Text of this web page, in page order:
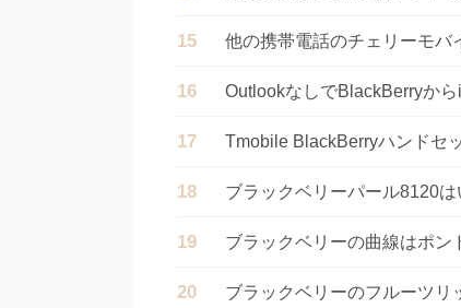
他の携帯電話のチェリーモバ
OutlookなしでBlackBerryか
Tmobile BlackBerryハンドセ
ブラックベリーパール8120は
ブラックベリーの曲線はポン
ブラックベリーのフルーツリ